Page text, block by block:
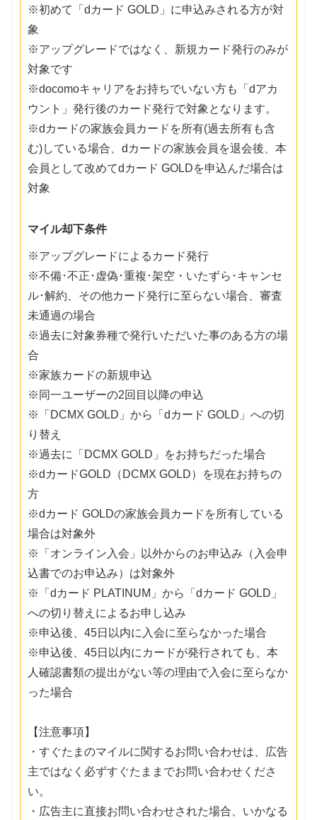
※初めて「dカード GOLD」に申込みされる方が対
象
※アップグレードではなく、新規カード発行のみが
対象です
※docomoキャリアをお持ちでいない方も「dアカ
ウント」発行後のカード発行で対象となります。
※dカードの家族会員カードを所有(過去所有も含
む)している場合、dカードの家族会員を退会後、本
会員として改めてdカード GOLDを申込んだ場合は
対象
マイル却下条件
※アップグレードによるカード発行
※不備･不正･虚偽･重複･架空・いたずら･キャンセ
ル･解約、その他カード発行に至らない場合、審査
未通過の場合
※過去に対象券種で発行いただいた事のある方の場
合
※家族カードの新規申込
※同一ユーザーの2回目以降の申込
※「DCMX GOLD」から「dカード GOLD」への切
り替え
※過去に「DCMX GOLD」をお持ちだった場合
※dカードGOLD（DCMX GOLD）を現在お持ちの
方
※dカード GOLDの家族会員カードを所有している
場合は対象外
※「オンライン入会」以外からのお申込み（入会申
込書でのお申込み）は対象外
※「dカード PLATINUM」から「dカード GOLD」
への切り替えによるお申し込み
※申込後、45日以内に入会に至らなかった場合
※申込後、45日以内にカードが発行されても、本
人確認書類の提出がない等の理由で入会に至らなか
った場合
【注意事項】
・すぐたまのマイルに関するお問い合わせは、広告
主ではなく必ずすぐたままでお問い合わせくださ
い。
・広告主に直接お問い合わせされた場合、いかなる